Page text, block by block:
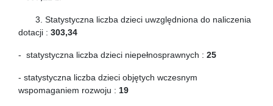
3. Statystyczna liczba dzieci uwzględniona do naliczenia
dotacji : 303,34
- statystyczna liczba dzieci niepełnosprawnych : 25
- statystyczna liczba dzieci objętych wczesnym
wspomaganiem rozwoju : 19